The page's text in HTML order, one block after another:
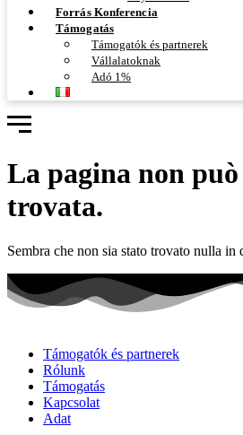
Forrás Konferencia
Támogatás
Támogatók és partnerek
Vállalatoknak
Adó 1%
La pagina non può
trovata.
Sembra che non sia stato trovato nulla in
Támogatók és partnerek
Rólunk
Támogatás
Kapcsolat
Adat